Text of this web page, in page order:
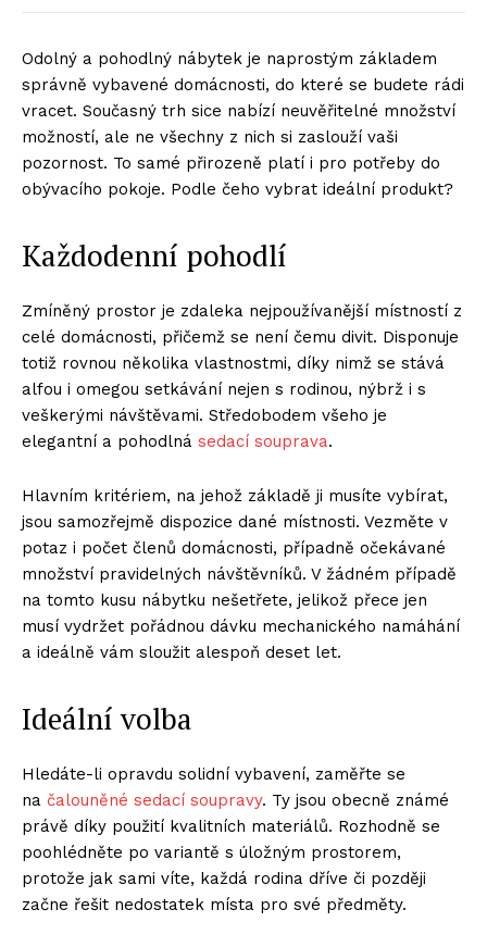
Odolný a pohodlný nábytek je naprostým základem
správně vybavené domácnosti, do které se budete rádi
vracet. Současný trh sice nabízí neuvěřitelné množství
možností, ale ne všechny z nich si zaslouží vaši
pozornost. To samé přirozeně platí i pro potřeby do
obývacího pokoje. Podle čeho vybrat ideální produkt?
Každodenní pohodlí
Zmíněný prostor je zdaleka nejpoužívanější místností z
celé domácnosti, přičemž se není čemu divit. Disponuje
totiž rovnou několika vlastnostmi, díky nimž se stává
alfou i omegou setkávání nejen s rodinou, nýbrž i s
veškerými návštěvami. Středobodem všeho je
elegantní a pohodlná sedací souprava.
Hlavním kritériem, na jehož základě ji musíte vybírat,
jsou samozřejmě dispozice dané místnosti. Vezměte v
potaz i počet členů domácnosti, případně očekávané
množství pravidelných návštěvníků. V žádném případě
na tomto kusu nábytku nešetřete, jelikož přece jen
musí vydržet pořádnou dávku mechanického namáhání
a ideálně vám sloužit alespoň deset let.
Ideální volba
Hledáte-li opravdu solidní vybavení, zaměřte se
na čalouněné sedací soupravy. Ty jsou obecně známé
právě díky použití kvalitních materiálů. Rozhodně se
poohlédněte po variantě s úložným prostorem,
protože jak sami víte, každá rodina dříve či později
začne řešit nedostatek místa pro své předměty.